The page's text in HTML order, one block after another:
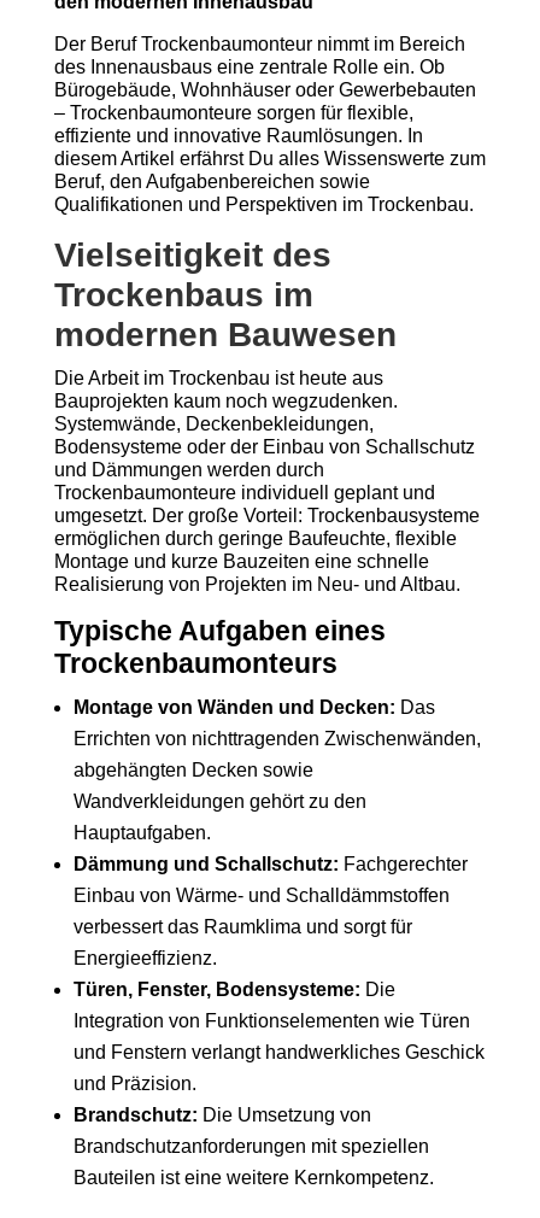
Der Beruf Trockenbaumonteur nimmt im Bereich
des Innenausbaus eine zentrale Rolle ein. Ob
Bürogebäude, Wohnhäuser oder Gewerbebauten
– Trockenbaumonteure sorgen für flexible,
effiziente und innovative Raumlösungen. In
diesem Artikel erfährst Du alles Wissenswerte zum
Beruf, den Aufgabenbereichen sowie
Qualifikationen und Perspektiven im Trockenbau.
Vielseitigkeit des
Trockenbaus im
modernen Bauwesen
Die Arbeit im Trockenbau ist heute aus
Bauprojekten kaum noch wegzudenken.
Systemwände, Deckenbekleidungen,
Bodensysteme oder der Einbau von Schallschutz
und Dämmungen werden durch
Trockenbaumonteure individuell geplant und
umgesetzt. Der große Vorteil: Trockenbausysteme
ermöglichen durch geringe Baufeuchte, flexible
Montage und kurze Bauzeiten eine schnelle
Realisierung von Projekten im Neu- und Altbau.
Typische Aufgaben eines
Trockenbaumonteurs
Montage von Wänden und Decken: Das
Errichten von nichttragenden Zwischenwänden,
abgehängten Decken sowie
Wandverkleidungen gehört zu den
Hauptaufgaben.
Dämmung und Schallschutz: Fachgerechter
Einbau von Wärme- und Schalldämmstoffen
verbessert das Raumklima und sorgt für
Energieeffizienz.
Türen, Fenster, Bodensysteme: Die
Integration von Funktionselementen wie Türen
und Fenstern verlangt handwerkliches Geschick
und Präzision.
Brandschutz: Die Umsetzung von
Brandschutzanforderungen mit speziellen
Bauteilen ist eine weitere Kernkompetenz.